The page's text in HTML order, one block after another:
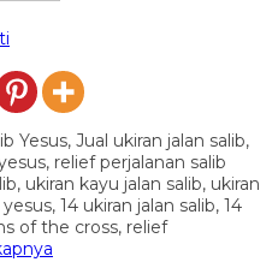
Yesus, Jual ukiran jalan salib,
relief perjalanan salib
ukiran kayu jalan salib, ukiran
14 ukiran jalan salib, 14
of the cross, relief